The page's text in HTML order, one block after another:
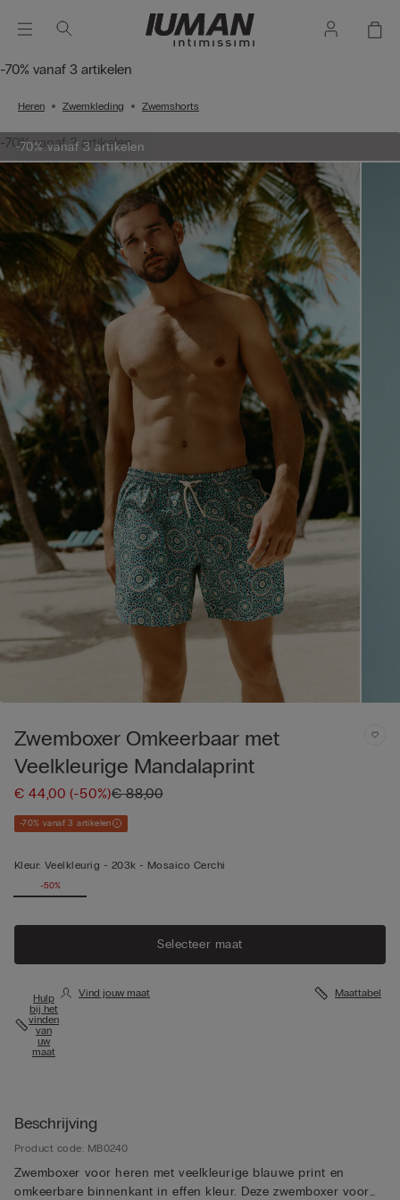
-70% vanaf 3 artikelen
Heren Zwemkleding Zwemshorts
-70% vanaf 3 artikelen
-70% vanaf 3 artikelen
Zwemboxer Omkeerbaar met
Veelkleurige Mandalaprint
€ 44,00(-50%)€ 88,00
-70% vanaf 3 artikelen
Kleur: Veelkleurig - 203k - Mosaico Cerchi
-50%
Selecteer maat
Hulp
bij het
vinden
van
uw
maat
Vind jouw maat Maattabel
Beschrijving
Product code: MB0240
Zwemboxer voor heren met veelkleurige blauwe print en
omkeerbare binnenkant in effen kleur. Deze zwemboxer voor